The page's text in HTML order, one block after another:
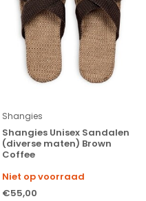
Shangies
Shangies Unisex Sandalen
(diverse maten) Brown
Coffee
Niet op voorraad
€55,00